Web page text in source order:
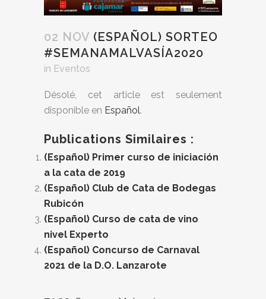
02 NOV (ESPAÑOL) SORTEO
#SEMANAMALVASÍA2020
in Eventos
Désolé, cet article est seulement
disponible en Español.
Publications Similaires :
(Español) Primer curso de iniciación
a la cata de 2019
(Español) Club de Cata de Bodegas
Rubicón
(Español) Curso de cata de vino
nivel Experto
(Español) Concurso de Carnaval
2021 de la D.O. Lanzarote